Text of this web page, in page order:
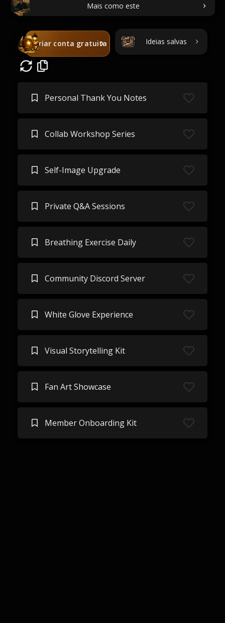
Mais como este
Criar conta gratuita Ideias salvas
Personal Thank You Notes
Collab Workshop Series
Self-Image Upgrade
Private Q&A Sessions
Breathing Exercise Daily
Community Discord Server
White Glove Experience
Visual Storytelling Kit
Fan Art Showcase
Member Onboarding Kit